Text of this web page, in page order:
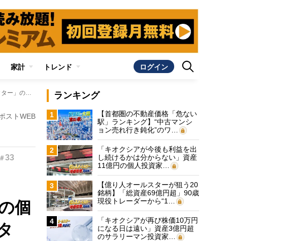
家計 トレンド ログイン
AI・半導体だけじゃない！資産10億円超の個人投資家が注目する「期待の出遅れセクター」の有望銘柄 「日経平均株価は10万円を目指す展開へ」
ストWEB
＃33
個
ランキング
1
【首都圏の不動産価格「危ない
駅」ランキング】“中古マンシ
ョン売れ行き鈍化”のワ…
2
「キオクシアが今後も利益を出
し続けるかは分からない」資産
11億円の個人投資家…
3
【億り人オールスターが狙う20
銘柄】「総資産69億円超」90歳
現役トレーダーから“1…
4
「キオクシアが再び株価10万円
になる日は遠い」資産3億円超
のサラリーマン投資家…